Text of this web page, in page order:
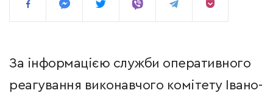
За інформацією служби оперативного
реагування виконавчого комітету Івано-